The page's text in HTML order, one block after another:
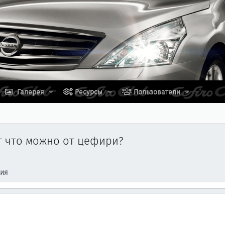
Галерея Ресурсы Пользователи
что можно от цефири?